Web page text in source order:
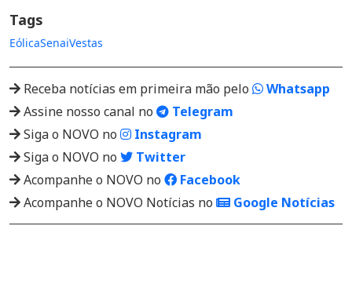
Tags
EólicaSenaiVestas
Receba notícias em primeira mão pelo
Whatsapp
Assine nosso canal no
Telegram
Siga o NOVO no
Instagram
Siga o NOVO no
Twitter
Acompanhe o NOVO no
Facebook
Acompanhe o NOVO Notícias no
Google Notícias